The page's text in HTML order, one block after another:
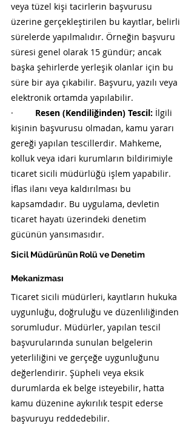
veya tüzel kişi tacirlerin başvurusu
üzerine gerçekleştirilen bu kayıtlar, belirli
sürelerde yapılmalıdır. Örneğin başvuru
süresi genel olarak 15 gündür; ancak
başka şehirlerde yerleşik olanlar için bu
süre bir aya çıkabilir. Başvuru, yazılı veya
elektronik ortamda yapılabilir.
· Resen (Kendiliğinden) Tescil: İlgili
kişinin başvurusu olmadan, kamu yararı
gereği yapılan tescillerdir. Mahkeme,
kolluk veya idari kurumların bildirimiyle
ticaret sicili müdürlüğü işlem yapabilir.
İflas ilanı veya kaldırılması bu
kapsamdadır. Bu uygulama, devletin
ticaret hayatı üzerindeki denetim
gücünün yansımasıdır.
Sicil Müdürünün Rolü ve Denetim
Mekanizması
Ticaret sicili müdürleri, kayıtların hukuka
uygunluğu, doğruluğu ve düzenliliğinden
sorumludur. Müdürler, yapılan tescil
başvurularında sunulan belgelerin
yeterliliğini ve gerçeğe uygunluğunu
değerlendirir. Şüpheli veya eksik
durumlarda ek belge isteyebilir, hatta
kamu düzenine aykırılık tespit ederse
başvuruyu reddedebilir.